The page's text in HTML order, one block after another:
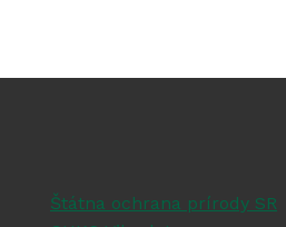
Štátna ochrana prírody SR